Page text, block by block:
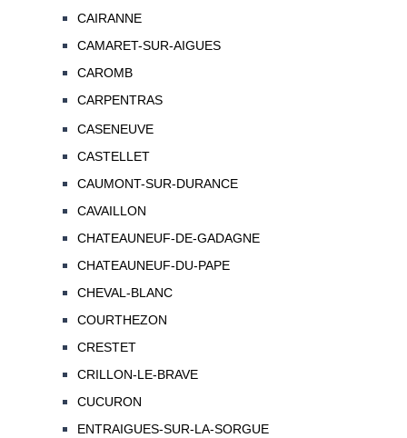
CAIRANNE
CAMARET-SUR-AIGUES
CAROMB
CARPENTRAS
CASENEUVE
CASTELLET
CAUMONT-SUR-DURANCE
CAVAILLON
CHATEAUNEUF-DE-GADAGNE
CHATEAUNEUF-DU-PAPE
CHEVAL-BLANC
COURTHEZON
CRESTET
CRILLON-LE-BRAVE
CUCURON
ENTRAIGUES-SUR-LA-SORGUE